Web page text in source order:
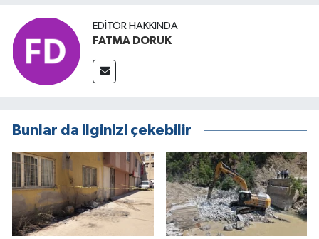
EDITÖR HAKKINDA
FATMA DORUK
Bunlar da ilginizi çekebilir